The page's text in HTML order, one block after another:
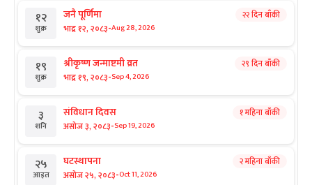
१२
शुक्र
जनै पूर्णिमा
भाद्र १२, २०८३-Aug 28, 2026
२२ दिन बाँकी
१९
शुक्र
श्रीकृष्ण जन्माष्टमी व्रत
भाद्र १९, २०८३-Sep 4, 2026
२९ दिन बाँकी
३
शनि
संविधान दिवस
असोज ३, २०८३-Sep 19, 2026
१ महिना बाँकी
२५
आइत
घटस्थापना
असोज २५, २०८३-Oct 11, 2026
२ महिना बाँकी